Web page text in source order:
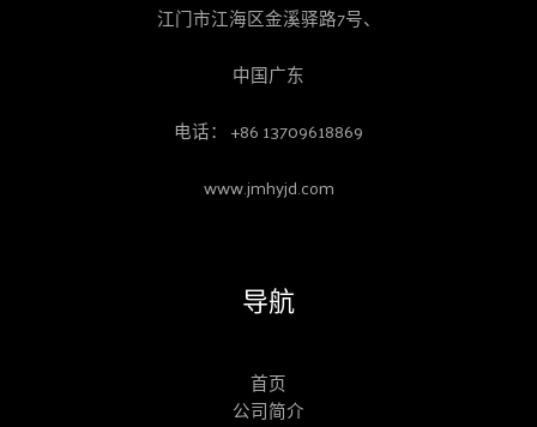
江门市江海区金溪驿路7号、
中国广东
电话： +86 13709618869
www.jmhyjd.com
导航
首页
公司简介